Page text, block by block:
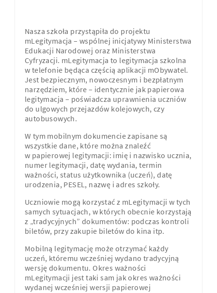
Nasza szkoła przystąpiła do projektu
mLegitymacja – wspólnej inicjatywy Ministerstwa
Edukacji Narodowej oraz Ministerstwa
Cyfryzacji. mLegitymacja to legitymacja szkolna
w telefonie będąca częścią aplikacji mObywatel.
Jest bezpiecznym, nowoczesnym i bezpłatnym
narzędziem, które – identycznie jak papierowa
legitymacja – poświadcza uprawnienia uczniów
do ulgowych przejazdów kolejowych, czy
autobusowych.
W tym mobilnym dokumencie zapisane są
wszystkie dane, które można znaleźć
w papierowej legitymacji: imię i nazwisko ucznia,
numer legitymacji, datę wydania, termin
ważności, status użytkownika (uczeń), datę
urodzenia, PESEL, nazwę i adres szkoły.
Uczniowie mogą korzystać z mLegitymacji w tych
samych sytuacjach, w których obecnie korzystają
z „tradycyjnych” dokumentów: podczas kontroli
biletów, przy zakupie biletów do kina itp.
Mobilną legitymację może otrzymać każdy
uczeń, któremu wcześniej wydano tradycyjną
wersję dokumentu. Okres ważności
mLegitymacji jest taki sam jak okres ważności
wydanej wcześniej wersji papierowej